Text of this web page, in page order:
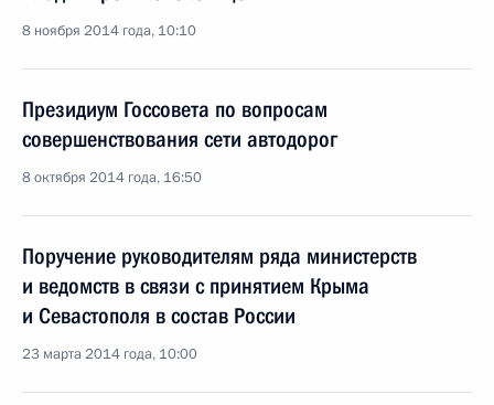
8 ноября 2014 года, 10:10
Президиум Госсовета по вопросам
совершенствования сети автодорог
8 октября 2014 года, 16:50
Поручение руководителям ряда министерств
и ведомств в связи с принятием Крыма
и Севастополя в состав России
23 марта 2014 года, 10:00